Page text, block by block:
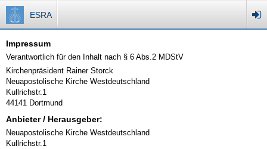
ESRA
Impressum
Verantwortlich für den Inhalt nach § 6 Abs.2 MDStV
Kirchenpräsident Rainer Storck
Neuapostolische Kirche Westdeutschland
Kullrichstr.1
44141 Dortmund
Anbieter / Herausgeber:
Neuapostolische Kirche Westdeutschland
Kullrichstr.1